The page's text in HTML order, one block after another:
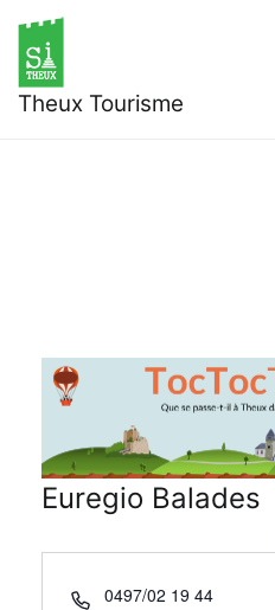
contenu
Theux Tourisme
Euregio Balades
Téléphone
0497/02 19 44